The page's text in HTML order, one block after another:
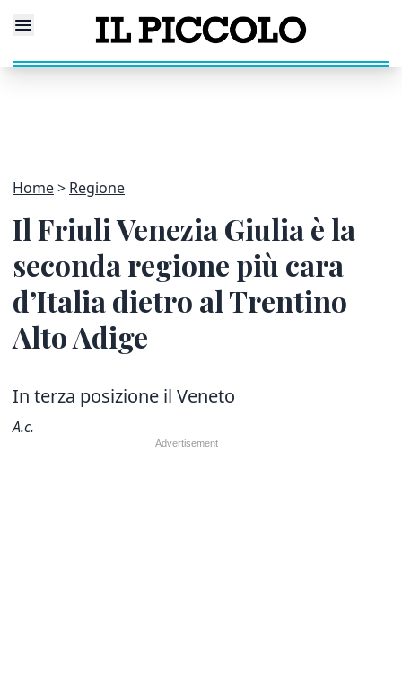
Home Regione
Il Friuli Venezia Giulia è la
seconda regione più cara
d’Italia dietro al Trentino
Alto Adige
In terza posizione il Veneto
A.c.